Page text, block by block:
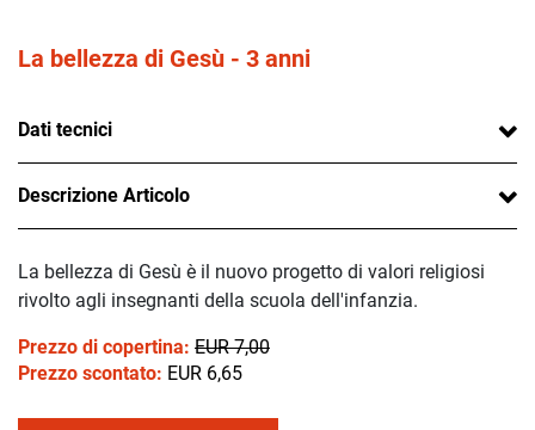
La bellezza di Gesù - 3 anni
Dati tecnici
Descrizione Articolo
La bellezza di Gesù è il nuovo progetto di valori religiosi
rivolto agli insegnanti della scuola dell'infanzia.
Prezzo di copertina: EUR 7,00
Prezzo scontato: EUR 6,65